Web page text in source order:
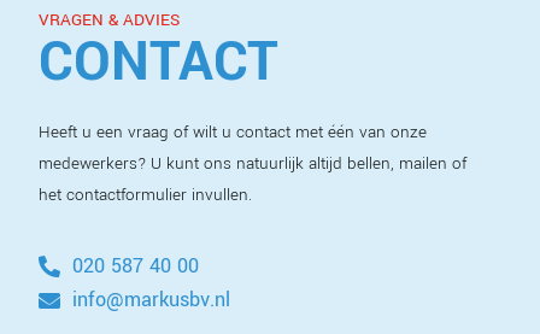
VRAGEN & ADVIES
CONTACT
Heeft u een vraag of wilt u contact met één van onze
medewerkers? U kunt ons natuurlijk altijd bellen, mailen of
het contactformulier invullen.
020 587 40 00
info@markusbv.nl